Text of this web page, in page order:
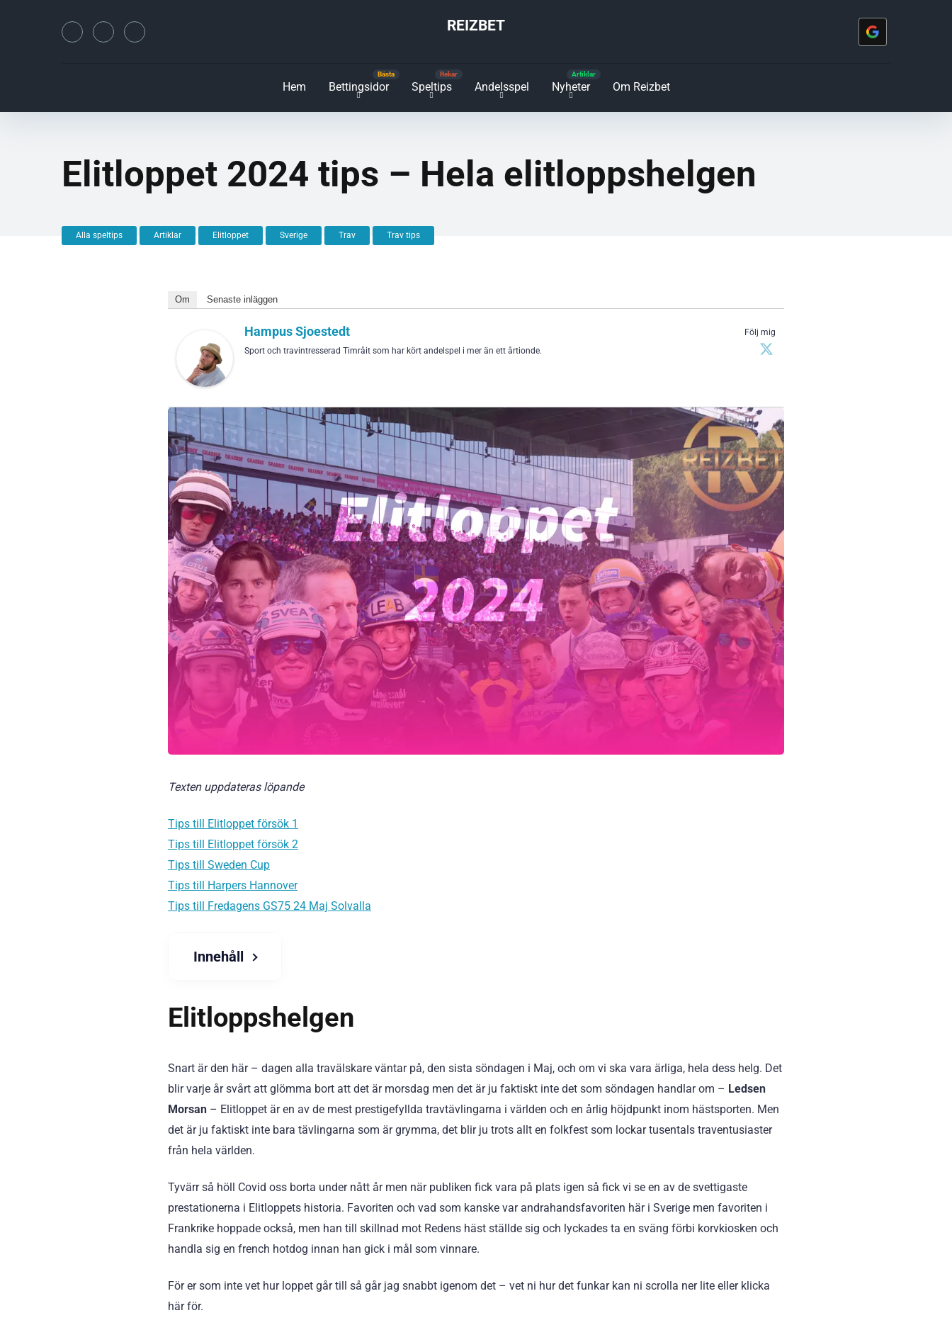
REIZBET
Hem Bettingsidor Speltips Andelsspel Nyheter Om Reizbet
Elitloppet 2024 tips – Hela elitloppshelgen
Alla speltips Artiklar Elitloppet Sverige Trav Trav tips
Om Senaste inläggen
Följ mig
Hampus Sjoestedt
Sport och travintresserad Timråit som har kört andelspel i mer än ett årtionde.
Texten uppdateras löpande
Tips till Elitloppet försök 1
Tips till Elitloppet försök 2
Tips till Sweden Cup
Tips till Harpers Hannover
Tips till Fredagens GS75 24 Maj Solvalla
Innehåll
Elitloppshelgen
Snart är den här – dagen alla travälskare väntar på, den sista söndagen i Maj, och om vi ska vara ärliga, hela dess helg. Det
blir varje år svårt att glömma bort att det är morsdag men det är ju faktiskt inte det som söndagen handlar om – Ledsen
Morsan – Elitloppet är en av de mest prestigefyllda travtävlingarna i världen och en årlig höjdpunkt inom hästsporten. Men
det är ju faktiskt inte bara tävlingarna som är grymma, det blir ju trots allt en folkfest som lockar tusentals traventusiaster
från hela världen.
Tyvärr så höll Covid oss borta under nått år men när publiken fick vara på plats igen så fick vi se en av de svettigaste
prestationerna i Elitloppets historia. Favoriten och vad som kanske var andrahandsfavoriten här i Sverige men favoriten i
Frankrike hoppade också, men han till skillnad mot Redens häst ställde sig och lyckades ta en sväng förbi korvkiosken och
handla sig en french hotdog innan han gick i mål som vinnare.
För er som inte vet hur loppet går till så går jag snabbt igenom det – vet ni hur det funkar kan ni scrolla ner lite eller klicka
här för.